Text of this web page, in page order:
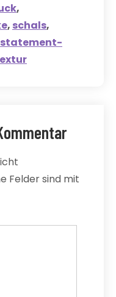
,
, schals,
statement-
Felder sind mit